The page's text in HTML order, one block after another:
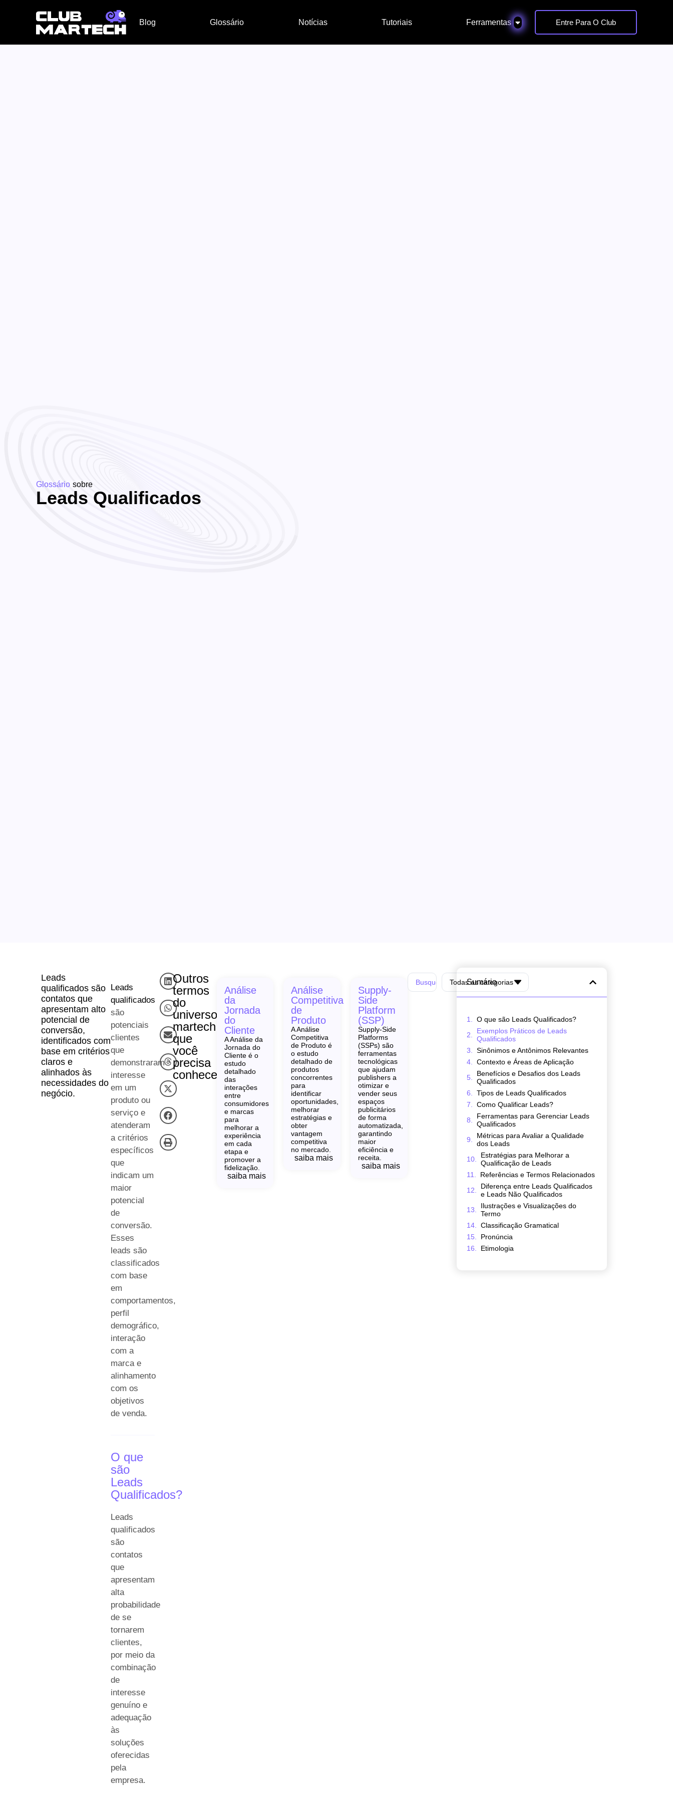
Blog Glossário Notícias Tutoriais Ferramentas Entre Para O Club
Glossário sobre
Leads Qualificados
Leads
qualificados são
contatos que
apresentam alto
potencial de
conversão,
identificados com
base em critérios
claros e
alinhados às
necessidades do
negócio.
Leads
qualificados
são
potenciais
clientes
que
demonstraram
interesse
em um
produto ou
serviço e
atenderam
a critérios
específicos
que
indicam um
maior
potencial
de
conversão.
Esses
leads são
classificados
com base
em
comportamentos,
perfil
demográfico,
interação
com a
marca e
alinhamento
com os
objetivos
de venda.
O que
são
Leads
Qualificados?
Leads
qualificados
são
contatos
que
apresentam
alta
probabilidade
de se
tornarem
clientes,
por meio da
combinação
de
interesse
genuíno e
adequação
às
soluções
oferecidas
pela
empresa.
Outros
termos
do
universo
martech
que
você
precisa
conhecer!
Análise
da
Jornada
do
Cliente
A Análise da
Jornada do
Cliente é o
estudo
detalhado
das
interações
entre
consumidores
e marcas
para
melhorar a
experiência
em cada
etapa e
promover a
fidelização.
saiba mais
Análise
Competitiva
de
Produto
A Análise
Competitiva
de Produto é
o estudo
detalhado de
produtos
concorrentes
para
identificar
oportunidades,
melhorar
estratégias e
obter
vantagem
competitiva
no mercado.
saiba mais
Supply-
Side
Platform
(SSP)
Supply-Side
Platforms
(SSPs) são
ferramentas
tecnológicas
que ajudam
publishers a
otimizar e
vender seus
espaços
publicitários
de forma
automatizada,
garantindo
maior
eficiência e
receita.
saiba mais
Todas as categorias
Sumário
O que são Leads Qualificados?
Exemplos Práticos de Leads
Qualificados
Sinônimos e Antônimos Relevantes
Contexto e Áreas de Aplicação
Benefícios e Desafios dos Leads
Qualificados
Tipos de Leads Qualificados
Como Qualificar Leads?
Ferramentas para Gerenciar Leads
Qualificados
Métricas para Avaliar a Qualidade
dos Leads
Estratégias para Melhorar a
Qualificação de Leads
Referências e Termos Relacionados
Diferença entre Leads Qualificados
e Leads Não Qualificados
Ilustrações e Visualizações do
Termo
Classificação Gramatical
Pronúncia
Etimologia